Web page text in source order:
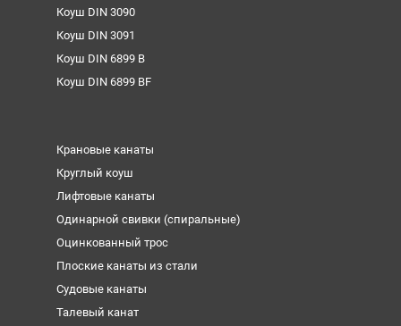
Коуш DIN 3090
Коуш DIN 3091
Коуш DIN 6899 B
Коуш DIN 6899 BF
Крановые канаты
Круглый коуш
Лифтовые канаты
Одинарной свивки (спиральные)
Оцинкованный трос
Плоские канаты из стали
Судовые канаты
Талевый канат